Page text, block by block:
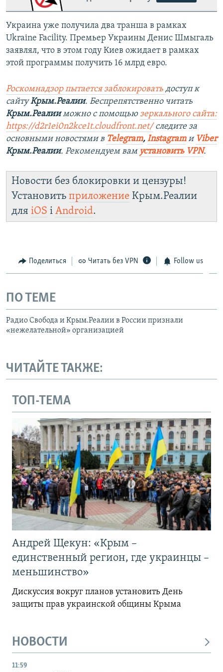
Украина уже получила два транша в рамках
Ukraine Facility. Премьер Украины Денис Шмыгаль
заявлял, что в этом году Киев ожидает в рамках
этой программы получить 16 млрд евро.
Роскомнадзор пытается заблокировать доступ к
сайтуКрым.Реалии. Беспрепятственно читать
Крым.Реалииможно с помощью зеркального сайта:
https://d2r1ei0n2kce1t.cloudfront.net/следите за
основными новостями в Telegram, Instagramи Viber
Крым.Реалии. Рекомендуем вам установить VPN.
Новости без блокировки и цензуры!
Установить приложение Крым.Реалии
для iOS і Android.
Поделиться Читать без VPN Follow us
ПО ТЕМЕ
Радио Свобода и Крым.Реалии в России признали
«нежелательной» организацией
ЧИТАЙТЕ ТАКЖЕ:
ТОП-ТЕМА
Андрей Щекун: «Крым –
единственный регион, где украинцы –
меньшинство»
Дискуссия вокруг планов установить День
защиты прав украинской общины Крыма
НОВОСТИ
11:59